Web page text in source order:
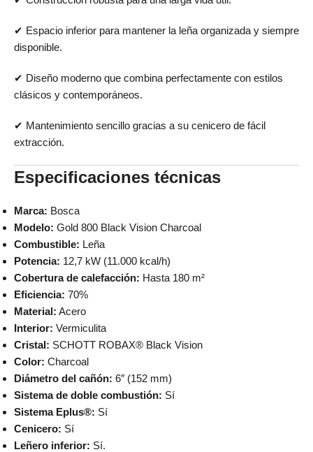
✔ Espacio inferior para mantener la leña organizada y siempre
disponible.
✔ Diseño moderno que combina perfectamente con estilos
clásicos y contemporáneos.
✔ Mantenimiento sencillo gracias a su cenicero de fácil
extracción.
Especificaciones técnicas
Marca: Bosca
Modelo: Gold 800 Black Vision Charcoal
Combustible: Leña
Potencia: 12,7 kW (11.000 kcal/h)
Cobertura de calefacción: Hasta 180 m²
Eficiencia: 70%
Material: Acero
Interior: Vermiculita
Cristal: SCHOTT ROBAX® Black Vision
Color: Charcoal
Diámetro del cañón: 6″ (152 mm)
Sistema de doble combustión: Sí
Sistema Eplus®: Sí
Cenicero: Sí
Leñero inferior: Sí.